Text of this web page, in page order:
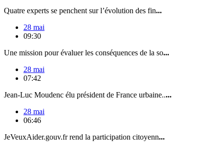
Quatre experts se penchent sur l’évolution des fin...
28 mai
09:30
Une mission pour évaluer les conséquences de la so...
28 mai
07:42
Jean-Luc Moudenc élu président de France urbaine.....
28 mai
06:46
JeVeuxAider.gouv.fr rend la participation citoyenn...